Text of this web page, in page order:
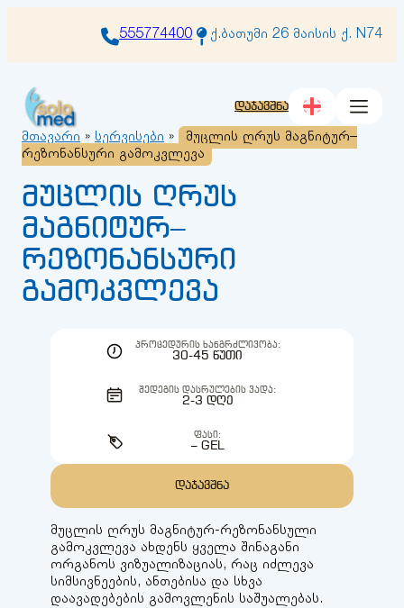
555774400 ქ.ბათუმი 26 მაისის ქ. N74
დაჯავშნა
მთავარი » სერვისები »
მუცლის ღრუს მაგნიტურ–
რეზონანსური გამოკვლევა
მუცლის ღრუს
მაგნიტურ–
რეზონანსური
გამოკვლევა
მუცლის ღრუს მაგნიტურ-რეზონანსული
გამოკვლევა ახდენს ყველა შინაგანი
ორგანოს ვიზუალიზაციას, რაც იძლევა
სიმსივნეების, ანთებისა და სხვა
დაავადებების გამოვლენის საშუალებას.
ᲞᲠᲝᲪᲔᲓᲣᲠᲘᲡ ᲮᲐᲜᲒᲠᲫᲚᲘᲕᲝᲑᲐ:
30-45 ᲬᲣᲗᲘ
ᲨᲔᲓᲔᲒᲘᲡ ᲓᲐᲡᲠᲣᲚᲔᲑᲘᲡ ᲕᲐᲓᲐ:
2-3 ᲓᲦᲔ
ᲤᲐᲡᲘ:
– GEL
ᲓᲐᲯᲐᲕᲨᲜᲐ